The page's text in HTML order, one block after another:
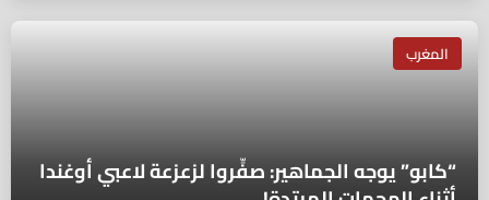
المغرب
“كابو” يوجه الجماهير: صفِّروا لزعزعة لاعبي أوغندا